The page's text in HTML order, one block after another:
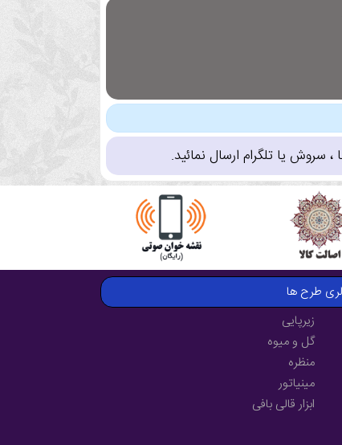
سروش یا تلگرام ارسال نمائید.
طرح ها
زیرپایی
گل و میوه
منظره
مینیاتور
ابزار قالی بافی